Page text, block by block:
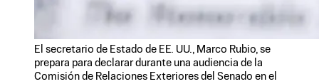
El secretario de Estado de EE. UU., Marco Rubio, se
prepara para declarar durante una audiencia de la
Comisión de Relaciones Exteriores del Senado en el